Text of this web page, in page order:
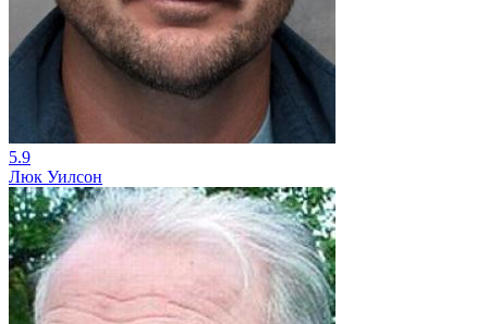
5.9
Люк Уилсон